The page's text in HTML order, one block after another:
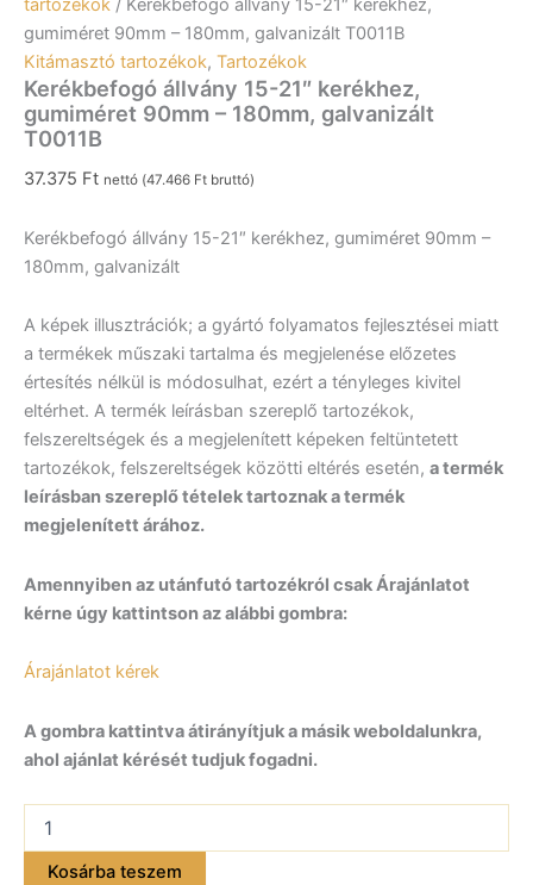
tartozékok / Kerékbefogó állvány 15-21″ kerékhez,
gumiméret 90mm – 180mm, galvanizált T0011B
Kitámasztó tartozékok, Tartozékok
Kerékbefogó állvány 15-21″ kerékhez,
gumiméret 90mm – 180mm, galvanizált
T0011B
37.375 Ft nettó (47.466 Ft bruttó)
Kerékbefogó állvány 15-21″ kerékhez, gumiméret 90mm –
180mm, galvanizált
A képek illusztrációk; a gyártó folyamatos fejlesztései miatt
a termékek műszaki tartalma és megjelenése előzetes
értesítés nélkül is módosulhat, ezért a tényleges kivitel
eltérhet. A termék leírásban szereplő tartozékok,
felszereltségek és a megjelenített képeken feltüntetett
tartozékok, felszereltségek közötti eltérés esetén, a termék
leírásban szereplő tételek tartoznak a termék
megjelenített árához.
Amennyiben az utánfutó tartozékról csak Árajánlatot
kérne úgy kattintson az alábbi gombra:
Árajánlatot kérek
A gombra kattintva átirányítjuk a másik weboldalunkra,
ahol ajánlat kérését tudjuk fogadni.
állvány
Kosárba teszem